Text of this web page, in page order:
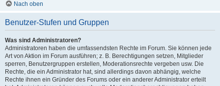
Nach oben
Benutzer-Stufen und Gruppen
Was sind Administratoren?
Administratoren haben die umfassendsten Rechte im Forum. Sie können jede
Art von Aktion im Forum ausführen; z. B. Berechtigungen setzen, Mitglieder
sperren, Benutzergruppen erstellen, Moderationsrechte vergeben usw. Die
Rechte, die ein Administrator hat, sind allerdings davon abhängig, welche
Rechte ihnen ein Gründer des Forums oder ein anderer Administrator erteilt